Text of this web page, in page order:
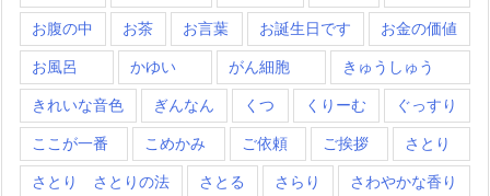
お腹の中 お茶 お言葉 お誕生日です お金の価値
お風呂 かゆい がん細胞 きゅうしゅう
きれいな音色 ぎんなん くつ くりーむ ぐっすり
ここが一番 こめかみ ご依頼 ご挨拶 さとり
さとり さとりの法 さとる さらり さわやかな香り